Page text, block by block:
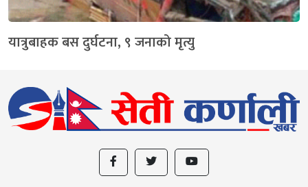
यात्रुबाहक बस दुर्घटना, ९ जनाको मृत्यु